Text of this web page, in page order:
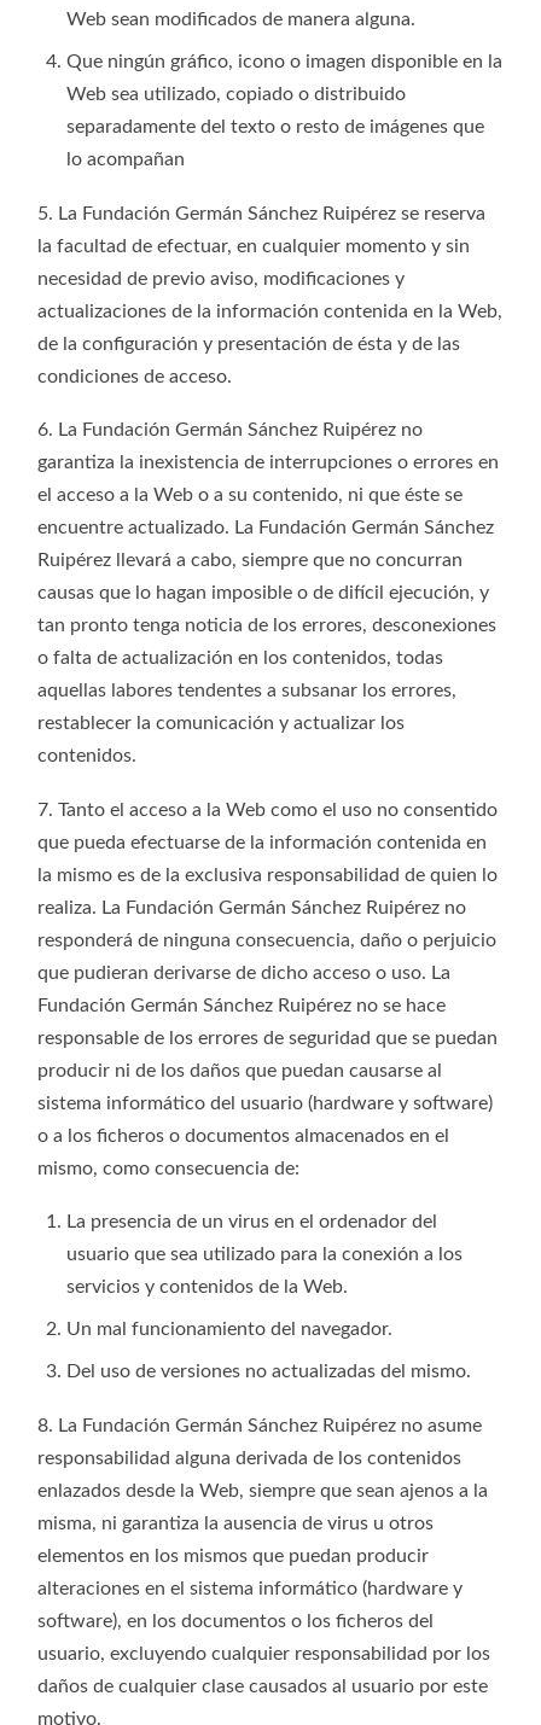
Web sean modificados de manera alguna.
Que ningún gráfico, icono o imagen disponible en la
Web sea utilizado, copiado o distribuido
separadamente del texto o resto de imágenes que
lo acompañan
5. La Fundación Germán Sánchez Ruipérez se reserva
la facultad de efectuar, en cualquier momento y sin
necesidad de previo aviso, modificaciones y
actualizaciones de la información contenida en la Web,
de la configuración y presentación de ésta y de las
condiciones de acceso.
6. La Fundación Germán Sánchez Ruipérez no
garantiza la inexistencia de interrupciones o errores en
el acceso a la Web o a su contenido, ni que éste se
encuentre actualizado. La Fundación Germán Sánchez
Ruipérez llevará a cabo, siempre que no concurran
causas que lo hagan imposible o de difícil ejecución, y
tan pronto tenga noticia de los errores, desconexiones
o falta de actualización en los contenidos, todas
aquellas labores tendentes a subsanar los errores,
restablecer la comunicación y actualizar los
contenidos.
7. Tanto el acceso a la Web como el uso no consentido
que pueda efectuarse de la información contenida en
la mismo es de la exclusiva responsabilidad de quien lo
realiza. La Fundación Germán Sánchez Ruipérez no
responderá de ninguna consecuencia, daño o perjuicio
que pudieran derivarse de dicho acceso o uso. La
Fundación Germán Sánchez Ruipérez no se hace
responsable de los errores de seguridad que se puedan
producir ni de los daños que puedan causarse al
sistema informático del usuario (hardware y software)
o a los ficheros o documentos almacenados en el
mismo, como consecuencia de:
La presencia de un virus en el ordenador del
usuario que sea utilizado para la conexión a los
servicios y contenidos de la Web.
Un mal funcionamiento del navegador.
Del uso de versiones no actualizadas del mismo.
8. La Fundación Germán Sánchez Ruipérez no asume
responsabilidad alguna derivada de los contenidos
enlazados desde la Web, siempre que sean ajenos a la
misma, ni garantiza la ausencia de virus u otros
elementos en los mismos que puedan producir
alteraciones en el sistema informático (hardware y
software), en los documentos o los ficheros del
usuario, excluyendo cualquier responsabilidad por los
daños de cualquier clase causados al usuario por este
motivo.